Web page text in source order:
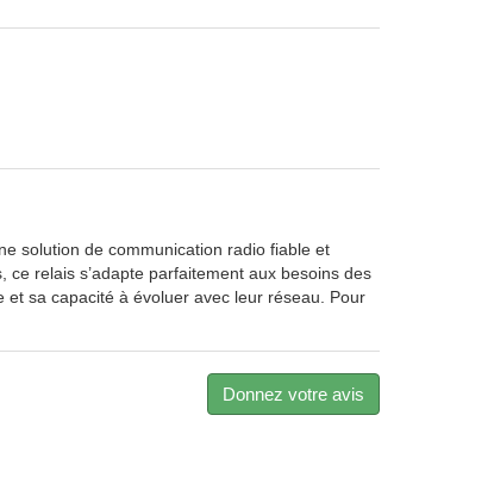
solution de communication radio fiable et
relais s’adapte parfaitement aux besoins des
et sa capacité à évoluer avec leur réseau. Pour
Donnez votre avis